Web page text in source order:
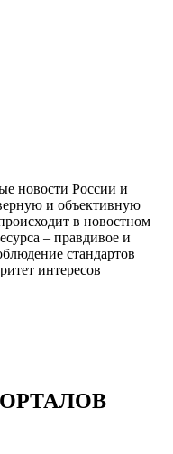
новости России и
и объективную
в новостном
– правдивое и
стандартов
интересов